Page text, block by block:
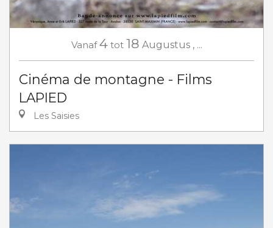
Vanaf 4 tot 18 Augustus, ...
Cinéma de montagne - Films
LAPIED
Les Saisies